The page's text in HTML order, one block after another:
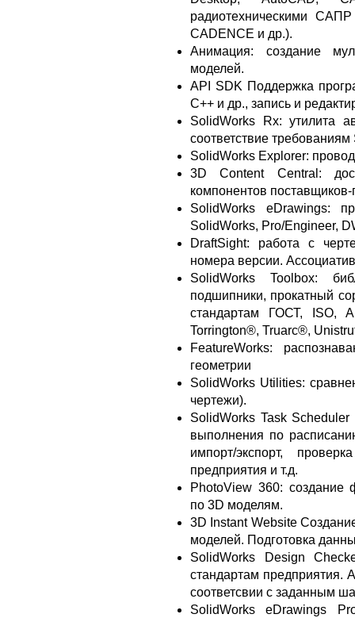
радиотехническими
CADENCE и др.).
Анимация: создание
моделей.
API SDK Поддержка
C++ и др., запись и
SolidWorks Rx: утилита
соответствие
SolidWorks Explorer:
3D Content Central:
компонентов
SolidWorks eDrawings:
SolidWorks, Pro/Engineer,
DraftSight: работа с
номера версии.
SolidWorks Toolbox:
подшипники, прокатный
стандартам ГОСТ, ISO,
Torrington®, Truarc®,
FeatureWorks:
геометрии
SolidWorks Utilities:
чертежи).
SolidWorks Task
выполнения по
импорт/экспорт,
предприятия и т.д.
PhotoView 360: создание
по 3D моделям.
3D Instant Website
моделей. Подготовка
SolidWorks Design
стандартам предприятия.
соответсвии с заданным
SolidWorks eDrawings